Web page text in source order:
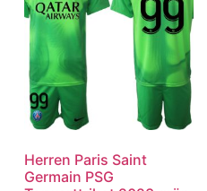
Herren Paris Saint
Germain PSG